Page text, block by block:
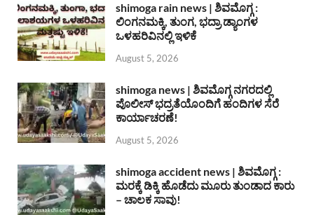
shimoga rain news | ಶಿವಮೊಗ್ಗ :
ಲಿಂಗನಮಕ್ಕಿ, ತುಂಗ, ಭದ್ರಾ ಡ್ಯಾಂಗಳ
ಒಳಹರಿವಿನಲ್ಲಿ ಇಳಿಕೆ
August 5, 2026
shimoga news | ಶಿವಮೊಗ್ಗ ನಗರದಲ್ಲಿ
ಪೊಲೀಸ್ ಭದ್ರತೆಯೊಂದಿಗೆ ಹಂದಿಗಳ ಸೆರೆ
ಕಾರ್ಯಾಚರಣೆ!
August 5, 2026
shimoga accident news | ಶಿವಮೊಗ್ಗ :
ಮರಕ್ಕೆ ಡಿಕ್ಕಿ ಹೊಡೆದು ಮೂರು ತುಂಡಾದ ಕಾರು
– ಚಾಲಕ ಸಾವು!